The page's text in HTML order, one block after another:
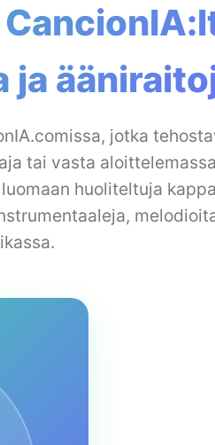
ja
jotka
tai vasta
huoliteltuja